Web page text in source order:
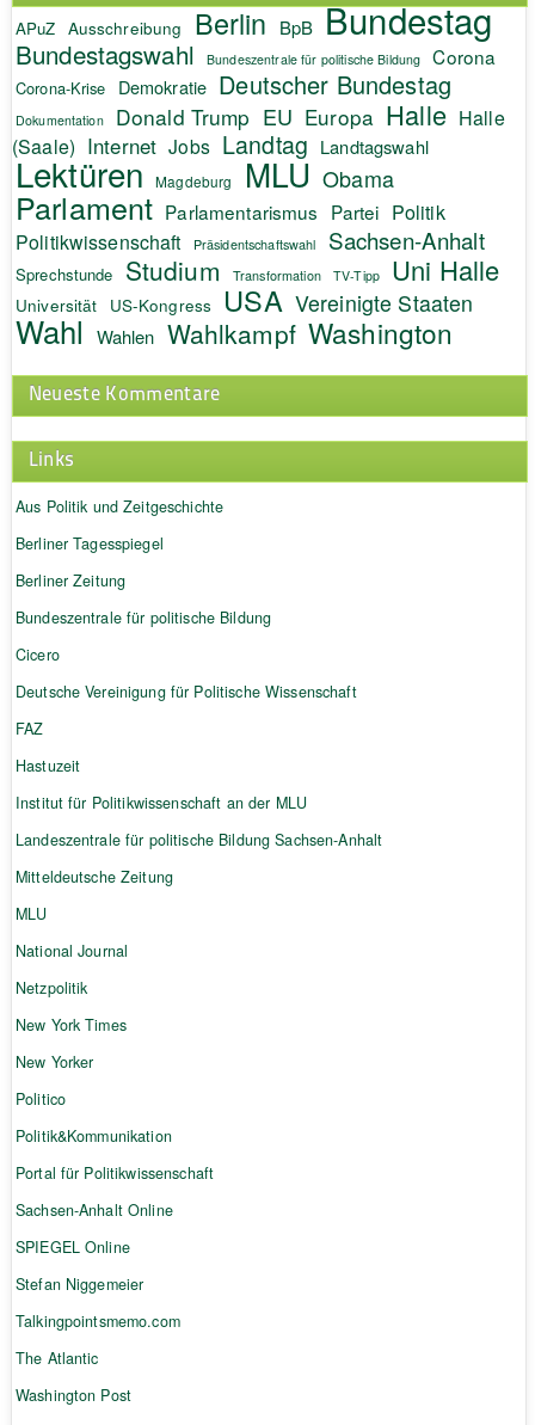
APuZ Ausschreibung Berlin BpB Bundestag
Bundestagswahl Bundeszentrale für politische Bildung Corona
Corona-Krise Demokratie Deutscher Bundestag
Dokumentation Donald Trump EU Europa Halle Halle
(Saale) Internet Jobs Landtag Landtagswahl
Lektüren Magdeburg MLU Obama
Parlament Parlamentarismus Partei Politik
Politikwissenschaft Präsidentschaftswahl Sachsen-Anhalt
Sprechstunde Studium Transformation TV-Tipp Uni Halle
Universität US-Kongress USA Vereinigte Staaten
Wahl Wahlen Wahlkampf Washington
Neueste Kommentare
Links
Aus Politik und Zeitgeschichte
Berliner Tagesspiegel
Berliner Zeitung
Bundeszentrale für politische Bildung
Cicero
Deutsche Vereinigung für Politische Wissenschaft
FAZ
Hastuzeit
Institut für Politikwissenschaft an der MLU
Landeszentrale für politische Bildung Sachsen-Anhalt
Mitteldeutsche Zeitung
MLU
National Journal
Netzpolitik
New York Times
New Yorker
Politico
Politik&Kommunikation
Portal für Politikwissenschaft
Sachsen-Anhalt Online
SPIEGEL Online
Stefan Niggemeier
Talkingpointsmemo.com
The Atlantic
Washington Post